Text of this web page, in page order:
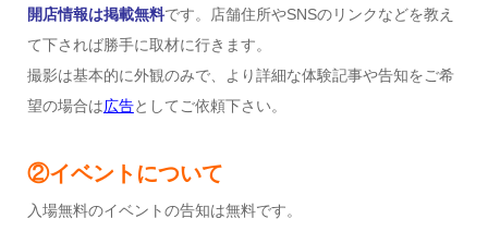
開店情報は掲載無料です。店舗住所やSNSのリンクなどを教え
て下されば勝手に取材に行きます。
撮影は基本的に外観のみで、より詳細な体験記事や告知をご希
望の場合は広告としてご依頼下さい。
②イベントについて
入場無料のイベントの告知は無料です。